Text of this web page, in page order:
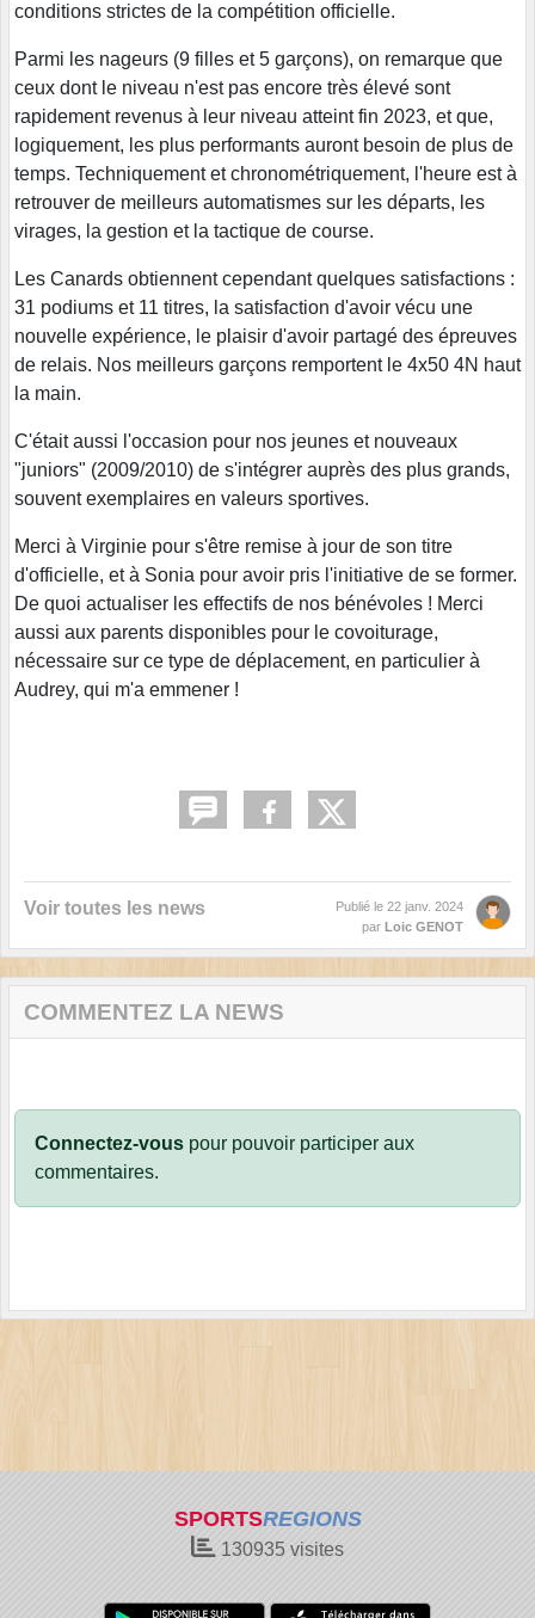
conditions strictes de la compétition officielle.
Parmi les nageurs (9 filles et 5 garçons), on remarque que
ceux dont le niveau n'est pas encore très élevé sont
rapidement revenus à leur niveau atteint fin 2023, et que,
logiquement, les plus performants auront besoin de plus de
temps. Techniquement et chronométriquement, l'heure est à
retrouver de meilleurs automatismes sur les départs, les
virages, la gestion et la tactique de course.
Les Canards obtiennent cependant quelques satisfactions :
31 podiums et 11 titres, la satisfaction d'avoir vécu une
nouvelle expérience, le plaisir d'avoir partagé des épreuves
de relais. Nos meilleurs garçons remportent le 4x50 4N haut
la main.
C'était aussi l'occasion pour nos jeunes et nouveaux
"juniors" (2009/2010) de s'intégrer auprès des plus grands,
souvent exemplaires en valeurs sportives.
Merci à Virginie pour s'être remise à jour de son titre
d'officielle, et à Sonia pour avoir pris l'initiative de se former.
De quoi actualiser les effectifs de nos bénévoles ! Merci
aussi aux parents disponibles pour le covoiturage,
nécessaire sur ce type de déplacement, en particulier à
Audrey, qui m'a emmener !
Voir toutes les news Publié le 22 janv. 2024
par
Loic GENOT
COMMENTEZ LA NEWS
Connectez-vous pour pouvoir participer aux
commentaires.
SPORTSREGIONS
130935 visites